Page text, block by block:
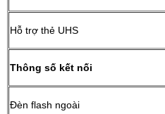
Hỗ trợ thẻ UHS
Thông số kết nối
Đèn flash ngoài